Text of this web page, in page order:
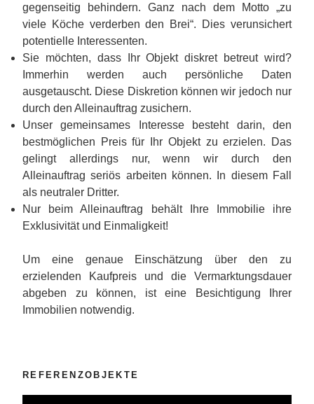
gegenseitig behindern. Ganz nach dem Motto „zu
viele Köche verderben den Brei“. Dies verunsichert
potentielle Interessenten.
Sie möchten, dass Ihr Objekt diskret betreut wird?
Immerhin werden auch persönliche Daten
ausgetauscht. Diese Diskretion können wir jedoch nur
durch den Alleinauftrag zusichern.
Unser gemeinsames Interesse besteht darin, den
bestmöglichen Preis für Ihr Objekt zu erzielen. Das
gelingt allerdings nur, wenn wir durch den
Alleinauftrag seriös arbeiten können. In diesem Fall
als neutraler Dritter.
Nur beim Alleinauftrag behält Ihre Immobilie ihre
Exklusivität und Einmaligkeit!
Um eine genaue Einschätzung über den zu
erzielenden Kaufpreis und die Vermarktungsdauer
abgeben zu können, ist eine Besichtigung Ihrer
Immobilien notwendig.
REFERENZOBJEKTE